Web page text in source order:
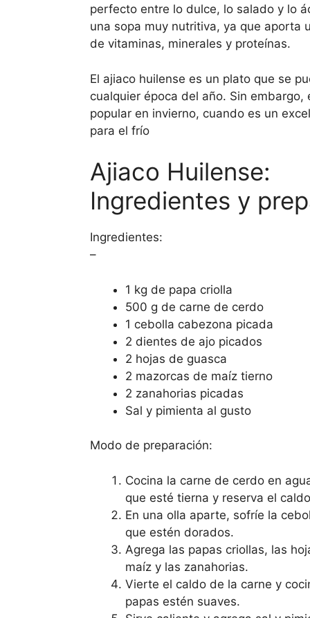
perfecto entre lo dulce, lo salado y lo
una sopa muy nutritiva, ya que aporta
de vitaminas, minerales y proteínas.
El ajiaco huilense es un plato que se
cualquier época del año. Sin embargo,
popular en invierno, cuando es un
para el frío
Ajiaco Huilense:
Ingredientes y
Ingredientes:
–
1 kg de papa criolla
500 g de carne de cerdo
1 cebolla cabezona picada
2 dientes de ajo picados
2 hojas de guasca
2 mazorcas de maíz tierno
2 zanahorias picadas
Sal y pimienta al gusto
Modo de preparación:
Cocina la carne de cerdo en
que esté tierna y reserva el
En una olla aparte, sofríe la
que estén dorados.
Agrega las papas criollas, las
maíz y las zanahorias.
Vierte el caldo de la carne y
papas estén suaves.